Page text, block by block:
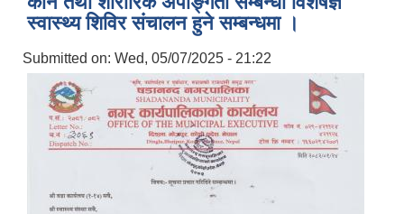
स्वास्थ्य शिविर संचालन हुने सम्बन्धमा ।
Submitted on: Wed, 05/07/2025 - 21:22